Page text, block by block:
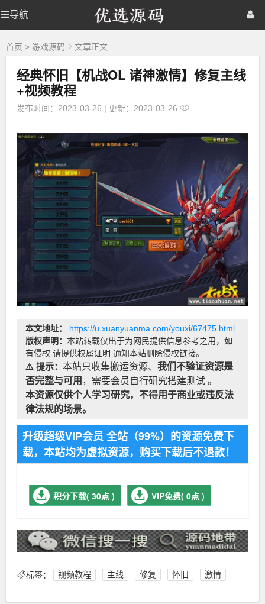
导航
优
选
码
优
选
首页 网站源码
棋牌源码
首页 > 游戏源码 文章正文
经典怀旧【机战OL 诸神激情】修复主线
+视频教程
发布时间：2023-03-26 | 更新：2023-03-26
本文地址：
https://u.xuanyuanma.com/youxi/67475.html
版权声明： 本站转载仅出于为网民提供信息参考之用，如
有侵权 请提供权属证明 通知本站删除侵权链接。
⚠️ 提示： 本站只收集搬运资源、 我们不验证资源是
否完整与可用 ，需要会员自行研究搭建测试 。
本资源仅供个人学习研究，不得用于商业或违反法
律法规的场景。
升级超级VIP会员 全站（99%）的资源免费下
载，本站均为虚拟资源，购买下载后不退款！
积分下载( 30点 ) VIP免费( 0点 )
标签： 视频教程 主线 修复 怀旧 激情